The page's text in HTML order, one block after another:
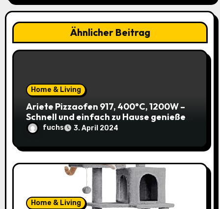
i
g
n
Ähnlicher Beitrag
Home & Living
Ariete Pizzaofen 917, 400°C, 1200W –
Schnell und einfach zu Hause genießen!
(Prime)
fuchs 3. April 2024
Home & Living